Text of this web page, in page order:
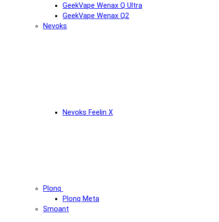
GeekVape Wenax Q Ultra
GeekVape Wenax Q2
Nevoks
Nevoks Feelin X
Plonq
Plonq Meta
Smoant